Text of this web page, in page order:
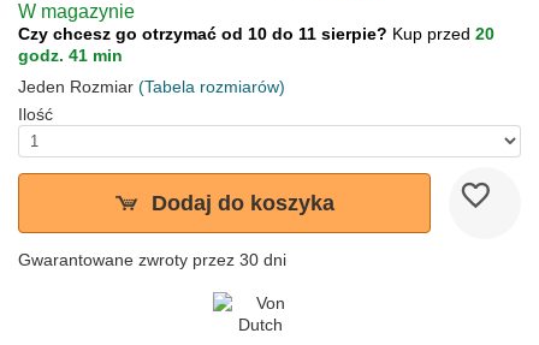
W magazynie
Czy chcesz go otrzymać od 10 do 11 sierpie? Kup przed 20
godz. 41 min
Jeden Rozmiar (Tabela rozmiarów)
Ilość
Dodaj do koszyka
Gwarantowane zwroty przez 30 dni